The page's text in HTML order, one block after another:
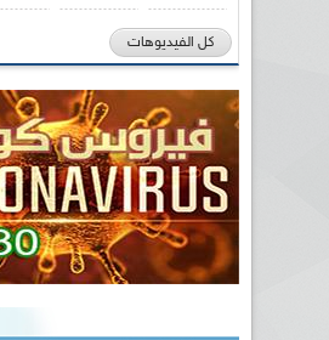
كل الفيديوهات